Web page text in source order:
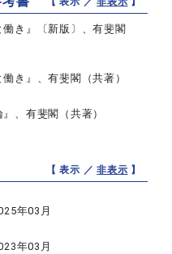
働き』〔新版〕、有斐閣
働き』、有斐閣（共著）
』、有斐閣（共著）
【 表示 ／非表示 】
年03月
年03月